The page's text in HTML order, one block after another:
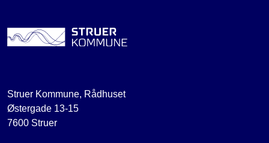
Struer Kommune, Rådhuset
Østergade 13-15
7600 Struer